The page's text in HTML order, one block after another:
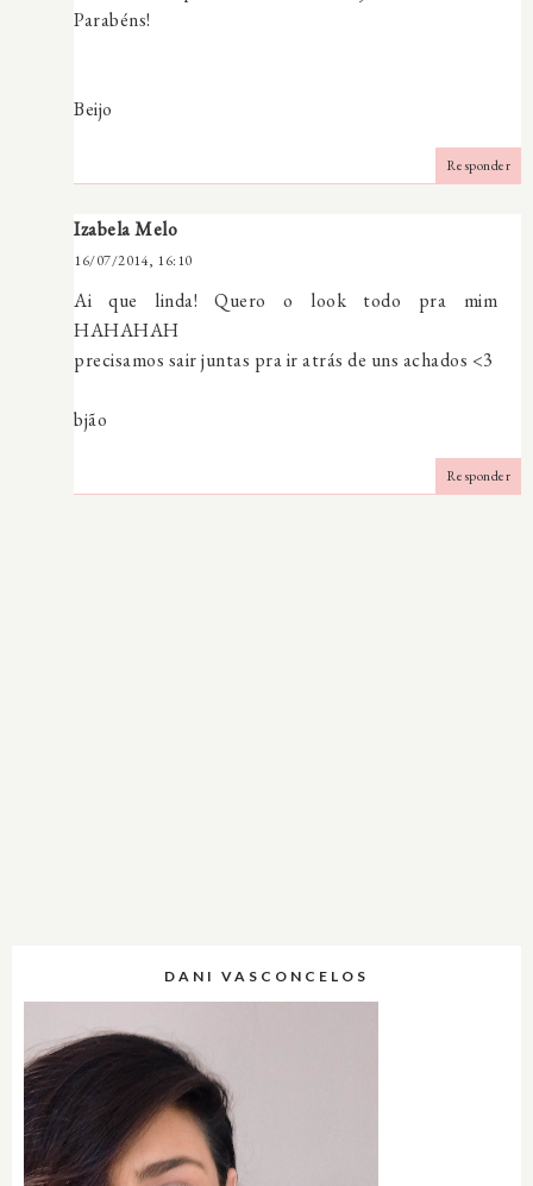
Parabéns!
Beijo
Responder
Izabela Melo
16/07/2014, 16:10
Ai que linda! Quero o look todo pra mim
HAHAHAH
precisamos sair juntas pra ir atrás de uns achados <3
bjão
Responder
DANI VASCONCELOS